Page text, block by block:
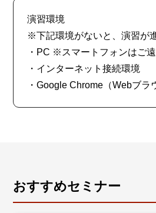
演習環境
※下記環境がないと、演習が
・PC ※スマートフォンはご
・インターネット接続環境
・Google Chrome（Webブラ
おすすめセミナー